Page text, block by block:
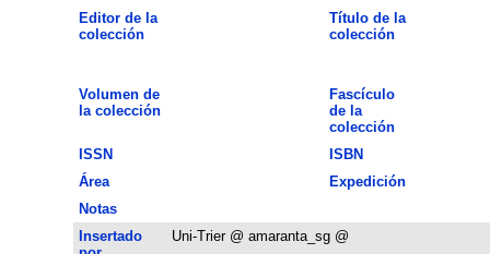
Editor de la
colección
Título de la
colección
Volumen de
la colección
Fascículo
de la
colección
ISSN
ISBN
Área
Expedición
Notas
Insertado
Uni-Trier @ amaranta_sg @